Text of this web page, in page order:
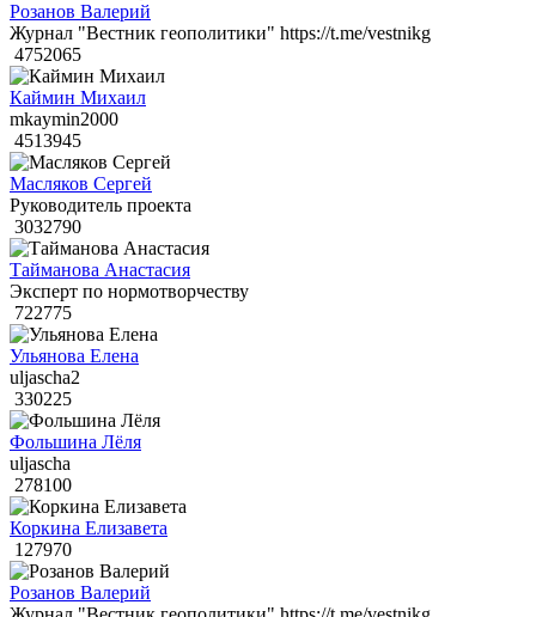
Розанов Валерий
Журнал "Вестник геополитики" https://t.me/vestnikg
4752065
Каймин Михаил
mkaymin2000
4513945
Масляков Сергей
Руководитель проекта
3032790
Тайманова Анастасия
Эксперт по нормотворчеству
722775
Ульянова Елена
uljascha2
330225
Фольшина Лёля
uljascha
278100
Коркина Елизавета
127970
Розанов Валерий